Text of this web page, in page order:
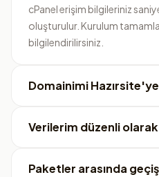
cPanel erişim bilgileriniz
oluşturulur. Kurulum
bilgilendirilirsiniz.
Domainimi Hazırsite'ye
Verilerim düzenli
Paketler arasında